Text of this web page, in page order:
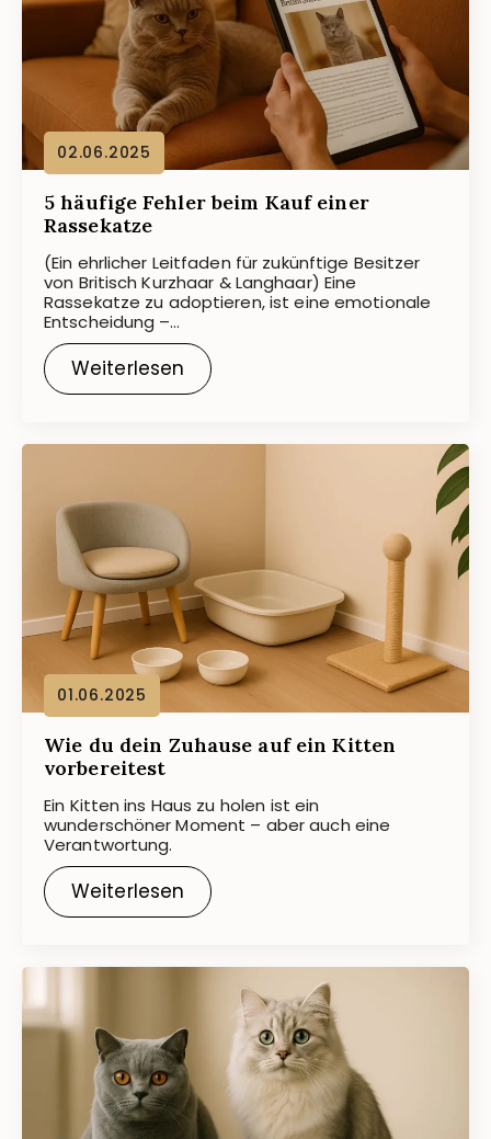
5 häufige Fehler beim Kauf einer
Rassekatze
02.06.2025
(Ein ehrlicher Leitfaden für zukünftige Besitzer
von Britisch Kurzhaar & Langhaar) Eine
Rassekatze zu adoptieren, ist eine emotionale
Entscheidung –…
Weiterlesen
Wie du dein Zuhause auf ein Kitten
vorbereitest
01.06.2025
Ein Kitten ins Haus zu holen ist ein
wunderschöner Moment – aber auch eine
Verantwortung.
Weiterlesen